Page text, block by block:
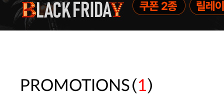
PROMOTIONS(1)